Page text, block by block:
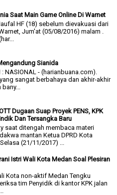
Saat Main Game Online Di Warnet
HF (18) sebelum dievakuasi dari
Jum'at (05/08/2016) malam .
Sianida
: NASIONAL - (harianbuana.com).
sangat berbahaya dan akhir-akhir
Dugaan Suap Proyek PENS, KPK
Dan Tersangka Baru
saat ditengah membaca materi
mantan Ketua DPRD Kota
(21/11/2017) ...
Istri Wali Kota Medan Soal Plesiran
Kota non-aktif Medan Tengku
tim Penyidik di kantor KPK jalan